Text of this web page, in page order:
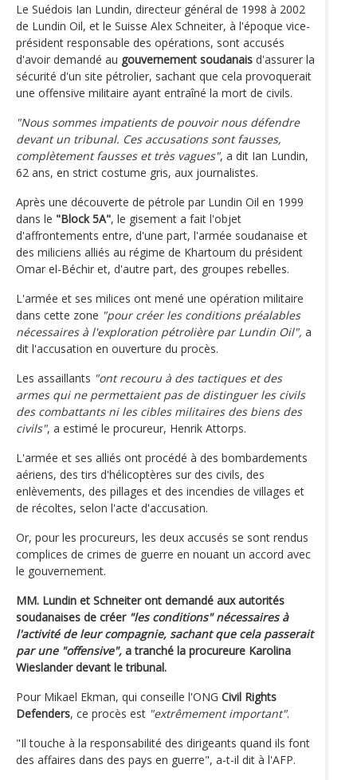
Le Suédois Ian Lundin, directeur général de 1998 à 2002
de Lundin Oil, et le Suisse Alex Schneiter, à l'époque vice-
président responsable des opérations, sont accusés
d'avoir demandé au gouvernement soudanais d'assurer la
sécurité d'un site pétrolier, sachant que cela provoquerait
une offensive militaire ayant entraîné la mort de civils.
"Nous sommes impatients de pouvoir nous défendre
devant un tribunal. Ces accusations sont fausses,
complètement fausses et très vagues", a dit Ian Lundin,
62 ans, en strict costume gris, aux journalistes.
Après une découverte de pétrole par Lundin Oil en 1999
dans le "Block 5A", le gisement a fait l'objet
d'affrontements entre, d'une part, l'armée soudanaise et
des miliciens alliés au régime de Khartoum du président
Omar el-Béchir et, d'autre part, des groupes rebelles.
L'armée et ses milices ont mené une opération militaire
dans cette zone "pour créer les conditions préalables
nécessaires à l'exploration pétrolière par Lundin Oil", a
dit l'accusation en ouverture du procès.
Les assaillants "ont recouru à des tactiques et des
armes qui ne permettaient pas de distinguer les civils
des combattants ni les cibles militaires des biens des
civils", a estimé le procureur, Henrik Attorps.
L'armée et ses alliés ont procédé à des bombardements
aériens, des tirs d'hélicoptères sur des civils, des
enlèvements, des pillages et des incendies de villages et
de récoltes, selon l'acte d'accusation.
Or, pour les procureurs, les deux accusés se sont rendus
complices de crimes de guerre en nouant un accord avec
le gouvernement.
MM. Lundin et Schneiter ont demandé aux autorités
soudanaises de créer "les conditions" nécessaires à
l'activité de leur compagnie, sachant que cela passerait
par une "offensive", a tranché la procureure Karolina
Wieslander devant le tribunal.
Pour Mikael Ekman, qui conseille l'ONG Civil Rights
Defenders, ce procès est "extrêmement important".
"Il touche à la responsabilité des dirigeants quand ils font
des affaires dans des pays en guerre", a-t-il dit à l'AFP.